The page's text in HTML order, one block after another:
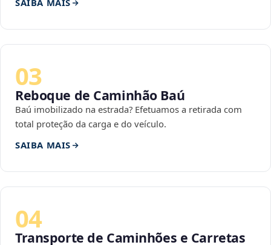
SAIBA MAIS
03
Reboque de Caminhão Baú
Baú imobilizado na estrada? Efetuamos a retirada com
total proteção da carga e do veículo.
SAIBA MAIS
04
Transporte de Caminhões e Carretas